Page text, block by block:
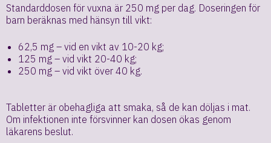
Standarddosen för vuxna är 250 mg per dag. Doseringen för
barn beräknas med hänsyn till vikt:
62,5 mg – vid en vikt av 10-20 kg;
125 mg – vid vikt 20-40 kg;
250 mg – vid vikt över 40 kg.
Tabletter är obehagliga att smaka, så de kan döljas i mat.
Om infektionen inte försvinner kan dosen ökas genom
läkarens beslut.